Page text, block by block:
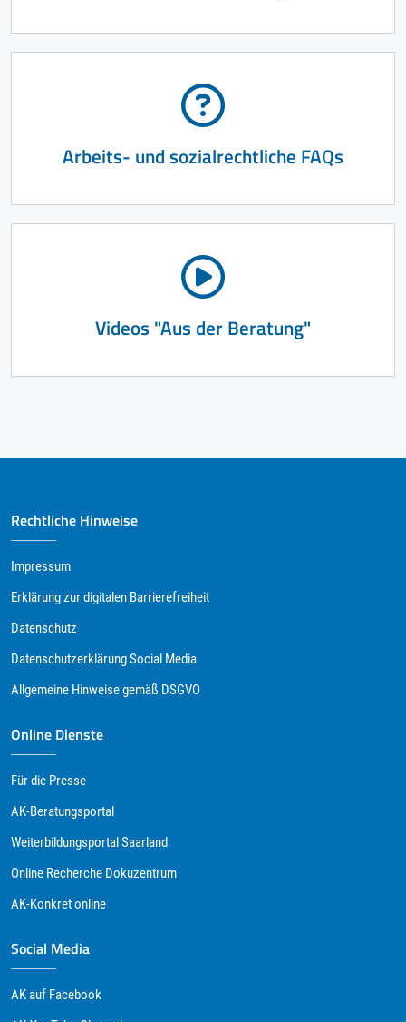
Arbeits- und sozialrechtliche FAQs
Videos "Aus der Beratung"
Rechtliche Hinweise
Impressum
Erklärung zur digitalen Barrierefreiheit
Datenschutz
Datenschutzerklärung Social Media
Allgemeine Hinweise gemäß DSGVO
Online Dienste
Für die Presse
AK-Beratungsportal
Weiterbildungsportal Saarland
Online Recherche Dokuzentrum
AK-Konkret online
Social Media
AK auf Facebook